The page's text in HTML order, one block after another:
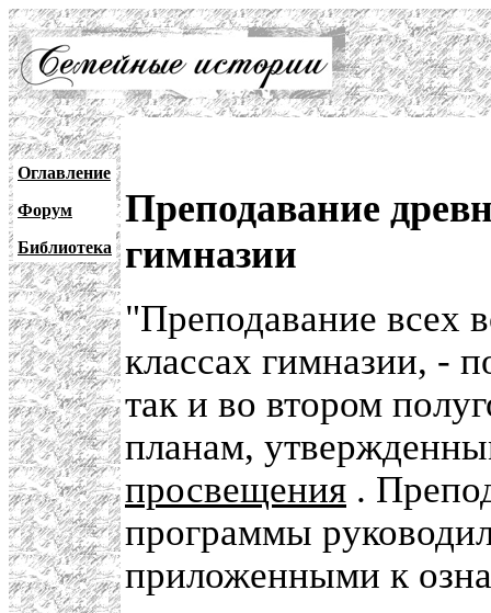
Оглавление
Форум
Библиотека
Преподавание
гимназии
"Преподавание всех
классах гимназии, -
так и во втором
планам,
просвещения .
программы
приложенными к